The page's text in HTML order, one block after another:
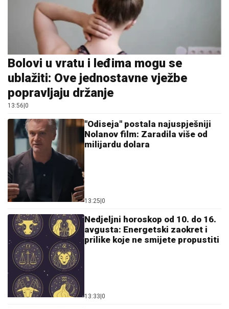
Bolovi u vratu i leđima mogu se
ublažiti: Ove jednostavne vježbe
popravljaju držanje
13:56 0
"Odiseja" postala najuspješniji
Nolanov film: Zaradila više od
milijardu dolara
13:25 0
Nedjeljni horoskop od 10. do 16.
avgusta: Energetski zaokret i
prilike koje ne smijete propustiti
13:33 0